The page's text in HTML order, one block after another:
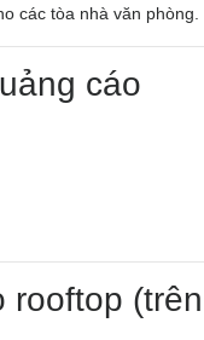
các tòa nhà văn phòng.
cáo
rooftop